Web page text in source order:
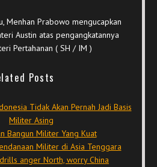
Menhan Prabowo mengucapkan
Austin atas pengangkatannya
Pertahanan ( SH / IM )
Posts
Tidak Akan Pernah Jadi Basis
Militer Asing
Bangun Militer Yang Kuat
Militer di Asia Tenggara
anger North, worry China